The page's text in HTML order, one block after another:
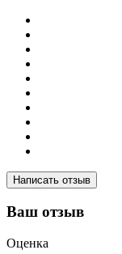
Написать отзыв
Ваш отзыв
Оценка